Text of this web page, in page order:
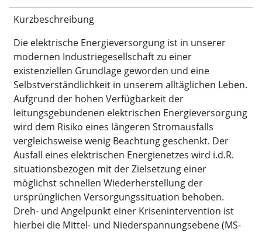
Kurzbeschreibung
Die elektrische Energieversorgung ist in unserer
modernen Industriegesellschaft zu einer
existenziellen Grundlage geworden und eine
Selbstverständlichkeit in unserem alltäglichen Leben.
Aufgrund der hohen Verfügbarkeit der
leitungsgebundenen elektrischen Energieversorgung
wird dem Risiko eines längeren Stromausfalls
vergleichsweise wenig Beachtung geschenkt. Der
Ausfall eines elektrischen Energienetzes wird i.d.R.
situationsbezogen mit der Zielsetzung einer
möglichst schnellen Wiederherstellung der
ursprünglichen Versorgungssituation behoben.
Dreh- und Angelpunkt einer Krisenintervention ist
hierbei die Mittel- und Niederspannungsebene (MS-